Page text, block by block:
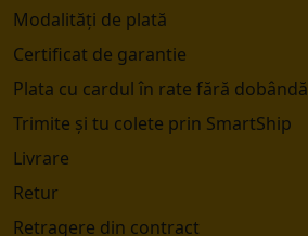
Modalități de plată
Certificat de garantie
Plata cu cardul în rate fără dobândă
Trimite și tu colete prin SmartShip
Livrare
Retur
Retragere din contract